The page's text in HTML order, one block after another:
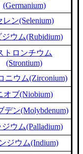
(Germanium)
レン(Selenium)
ジウム(Rubidium)
トロンチウム
(Strontium)
ニウム(Zirconium)
オブ(Niobium)
デン(Molybdenum)
ウム(Palladium)
ジウム(Indium)